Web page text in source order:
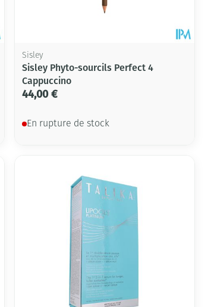
Sisley
Sisley Phyto-sourcils Perfect 4
Cappuccino
44,00 €
En rupture de stock